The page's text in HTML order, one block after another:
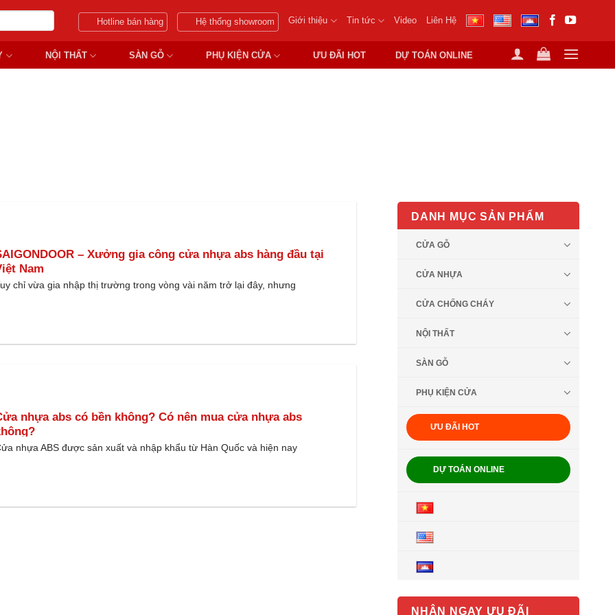
Hotline bán hàng Hệ thống showroom Giới thiệu Tin tức Video Liên Hệ
NỘI THẤT SÀN GỖ PHỤ KIỆN CỬA ƯU ĐÃI HOT DỰ TOÁN ONLINE
– Xưởng gia công cửa nhựa abs hàng đầu tại
Nam
chỉ vừa gia nhập thị trường trong vòng vài năm trở lại đây, nhưng
nhựa abs có bền không? Có nên mua cửa nhựa abs
nhựa ABS được sản xuất và nhập khẩu từ Hàn Quốc và hiện nay
DANH MỤC SẢN PHẨM
CỬA GỖ
CỬA NHỰA
CỬA CHỐNG CHÁY
NỘI THẤT
SÀN GỖ
PHỤ KIỆN CỬA
ƯU ĐÃI HOT
DỰ TOÁN ONLINE
NHẬN NGAY ƯU ĐÃI